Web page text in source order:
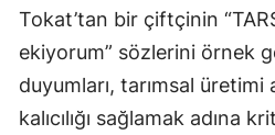
Tokat’tan bir çiftçinin
ekiyorum” sözlerini örnek
duyumları, tarımsal
kalıcılığı sağlamak adına